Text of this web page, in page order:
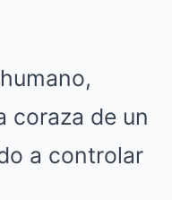
coraza de un
a controlar